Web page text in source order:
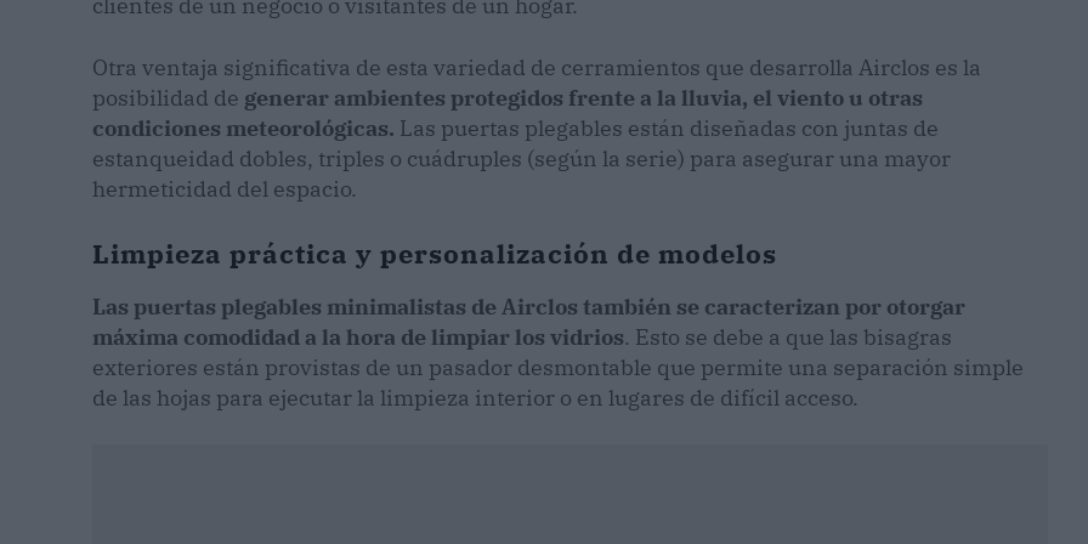
clientes de un negocio o visitantes de un hogar.
Otra ventaja significativa de esta variedad de cerramientos que desarrolla Airclos es la
posibilidad de generar ambientes protegidos frente a la lluvia, el viento u otras
condiciones meteorológicas. Las puertas plegables están diseñadas con juntas de
estanqueidad dobles, triples o cuádruples (según la serie) para asegurar una mayor
hermeticidad del espacio.
Limpieza práctica y personalización de modelos
Las puertas plegables minimalistas de Airclos también se caracterizan por otorgar
máxima comodidad a la hora de limpiar los vidrios. Esto se debe a que las bisagras
exteriores están provistas de un pasador desmontable que permite una separación simple
de las hojas para ejecutar la limpieza interior o en lugares de difícil acceso.